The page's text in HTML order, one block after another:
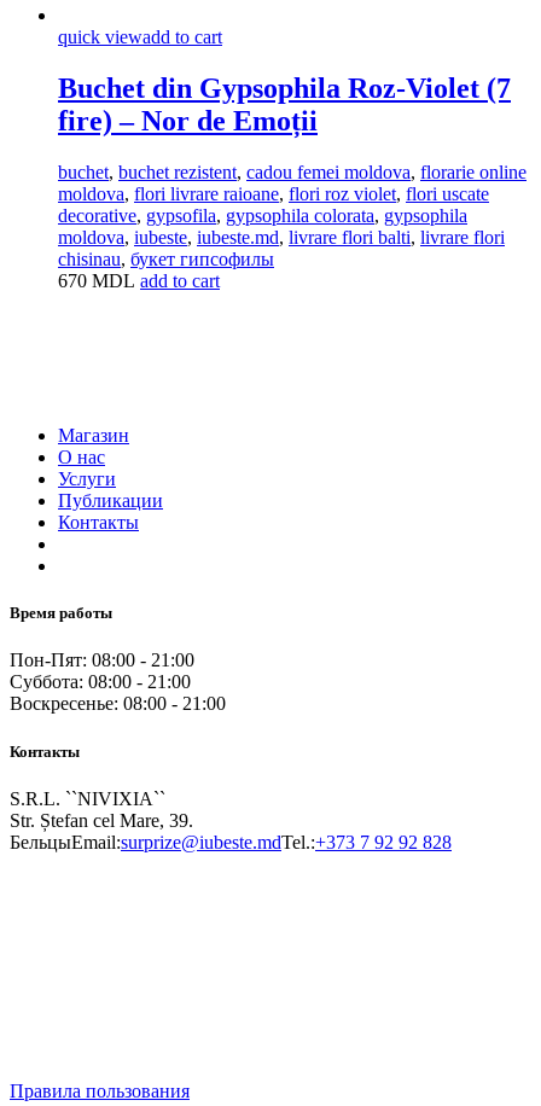
quick viewadd to cart
Buchet din Gypsophila Roz-Violet (7
fire) – Nor de Emoții
buchet, buchet rezistent, cadou femei moldova, florarie online
moldova, flori livrare raioane, flori roz violet, flori uscate
decorative, gypsofila, gypsophila colorata, gypsophila
moldova, iubeste, iubeste.md, livrare flori balti, livrare flori
chisinau, букет гипсофилы
670 MDL add to cart
Магазин
О нас
Услуги
Публикации
Контакты
Время работы
Пон-Пят: 08:00 - 21:00
Суббота: 08:00 - 21:00
Воскресенье: 08:00 - 21:00
Контакты
S.R.L. ``NIVIXIA``
Str. Ștefan cel Mare, 39.
БельцыEmail:surprize@iubeste.mdTel.:+373 7 92 92 828
Правила пользования